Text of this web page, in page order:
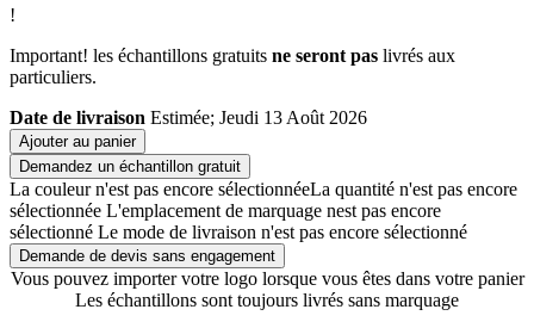
!
Important! les échantillons gratuits ne seront pas livrés aux
particuliers.
Date de livraison Estimée; Jeudi 13 Août 2026
Ajouter au panier
Demandez un échantillon gratuit
La couleur n'est pas encore sélectionnéeLa quantité n'est pas encore
sélectionnée L'emplacement de marquage nest pas encore
sélectionné Le mode de livraison n'est pas encore sélectionné
Demande de devis sans engagement
Vous pouvez importer votre logo lorsque vous êtes dans votre panier
Les échantillons sont toujours livrés sans marquage